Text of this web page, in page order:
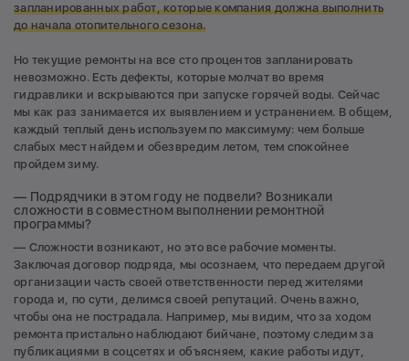
запланированных работ, которые компания должна выполнить
до начала отопительного сезона.
Но текущие ремонты на все сто процентов запланировать
невозможно. Есть дефекты, которые молчат во время
гидравлики и вскрываются при запуске горячей воды. Сейчас
мы как раз занимается их выявлением и устранением. В общем,
каждый теплый день используем по максимуму: чем больше
слабых мест найдем и обезвредим летом, тем спокойнее
пройдем зиму.
— Подрядчики в этом году не подвели? Возникали
сложности в совместном выполнении ремонтной
программы?
— Сложности возникают, но это все рабочие моменты.
Заключая договор подряда, мы осознаем, что передаем другой
организации часть своей ответственности перед жителями
города и, по сути, делимся своей репутаций. Очень важно,
чтобы она не пострадала. Например, мы видим, что за ходом
ремонта пристально наблюдают бийчане, поэтому следим за
публикациями в соцсетях и объясняем, какие работы идут,